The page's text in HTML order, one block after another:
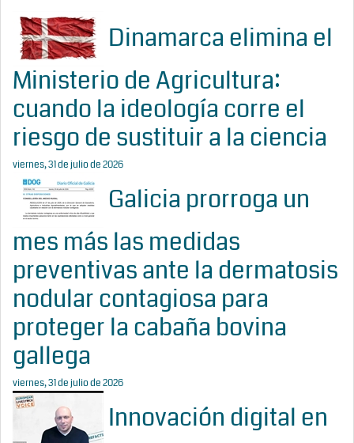
Dinamarca elimina el
Ministerio de Agricultura:
cuando la ideología corre el
riesgo de sustituir a la ciencia
viernes, 31 de julio de 2026
Galicia prorroga un
mes más las medidas
preventivas ante la dermatosis
nodular contagiosa para
proteger la cabaña bovina
gallega
viernes, 31 de julio de 2026
Innovación digital en